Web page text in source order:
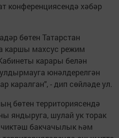
конференциясендә хәбәр
бөтен Татарстан
каршы махсус режим
карары белән
юнәлдерелгән
каралган", - дип сөйләде ул.
бөтен территориясендә
яндыруга, шулай ук торак
чиктәш бакчачылык һәм